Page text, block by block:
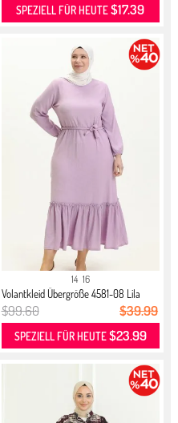
SPEZIELL FÜR HEUTE$17.39
14 16
Volantkleid Übergröße 4581-08 Lila
$99.60 $39.99
SPEZIELL FÜR HEUTE$23.99